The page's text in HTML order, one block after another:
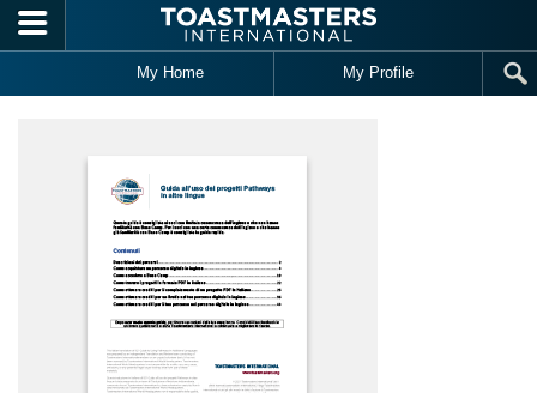
Skip to main content
My Home My Profile